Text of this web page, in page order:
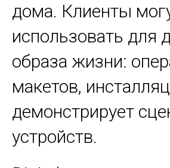
дома. Клиенты
использовать для
образа жизни:
макетов,
демонстрирует
устройств.